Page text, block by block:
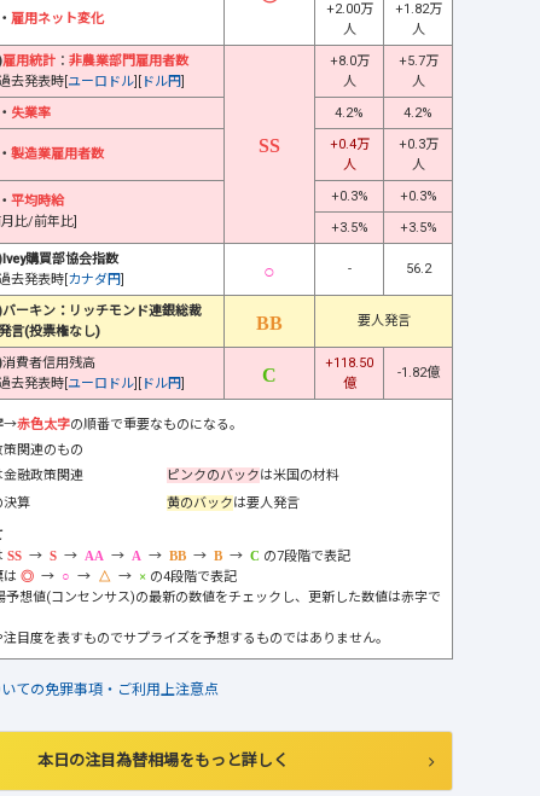
雇用ネット変化
+2.00万
人
+1.82万
人
雇用統計 ： 非農業部門雇用者数
去発表時[ユーロドル][ ドル円]
+8.0万
人
+5.7万
人
失業率 4.2% 4.2%
製造業雇用者数
+0.4万
人
+0.3万
人
平均時給
月比/前年比]
+0.3%
+0.3%
+3.5%
+3.5%
購買部協会指数
去発表時[カナダ円]
- 56.2
ーキン：リッチモンド連銀総裁
言(投票権なし)
要人発言
消費者信用残高
去発表時[ユーロドル][ ドル円]
+118.50
億
-1.82億
→赤色太字の順番で重要なものになる。
関連のもの
金融政策関連 ピンクのバックは米国の材料
決算 黄のバックは要人発言
→ → → → → →
の7段階で表記
→ → →
の4段階で表記
想値(コンセンサス)の最新の数値をチェックし、更新した数値は赤字で
目度を表すものでサプライズを予想するものではありません。
ての免罪事項・ご利用上注意点
本日の注目為替相場をもっと詳しく